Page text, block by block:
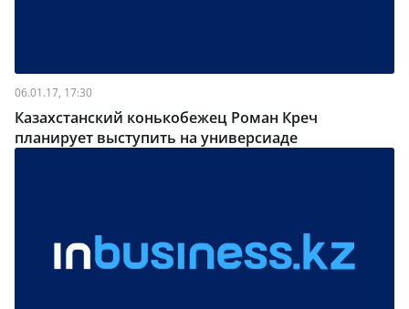
06.01.17, 17:30
Казахстанский конькобежец Роман Креч
планирует выступить на универсиаде